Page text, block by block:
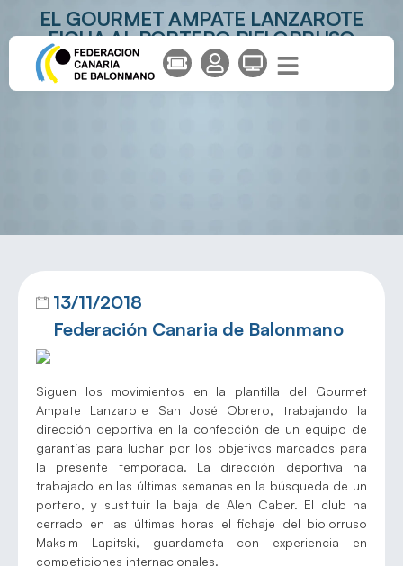
EL GOURMET AMPATE LANZAROTE
FICHA AL PORTERO BIELORRUSO
MAKSIM LAPITSKI
13/11/2018
Federación Canaria de Balonmano
Siguen los movimientos en la plantilla del Gourmet
Ampate Lanzarote San José Obrero, trabajando la
dirección deportiva en la confección de un equipo de
garantías para luchar por los objetivos marcados para
la presente temporada. La dirección deportiva ha
trabajado en las últimas semanas en la búsqueda de un
portero, y sustituir la baja de Alen Caber. El club ha
cerrado en las últimas horas el fichaje del biolorruso
Maksim Lapitski, guardameta con experiencia en
competiciones internacionales.